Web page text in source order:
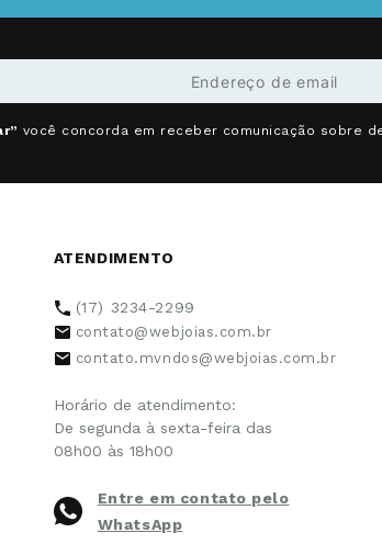
você concorda em receber comunicação sobre
ATENDIMENTO
(17) 3234-2299
contato@webjoias.com.br
contato.mvndos@webjoias.com.br
Horário de atendimento:
De segunda à sexta-feira das
08h00 às 18h00
Entre em contato pelo
WhatsApp